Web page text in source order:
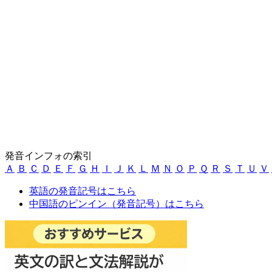
発音インフォの索引
Ａ
Ｂ Ｃ Ｄ Ｅ Ｆ Ｇ Ｈ Ｉ Ｊ Ｋ Ｌ Ｍ Ｎ Ｏ Ｐ Ｑ Ｒ Ｓ Ｔ Ｕ Ｖ
英語の発音記号はこちら
中国語のピンイン（発音記号）はこちら